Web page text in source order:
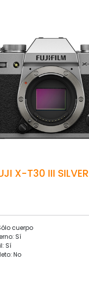
X-T30 III SILVER
cuerpo
Sí
Sí
No